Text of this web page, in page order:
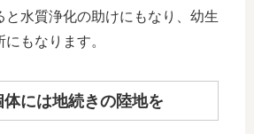
と水質浄化の助けにもなり、幼生
もなります。
体には地続きの陸地を